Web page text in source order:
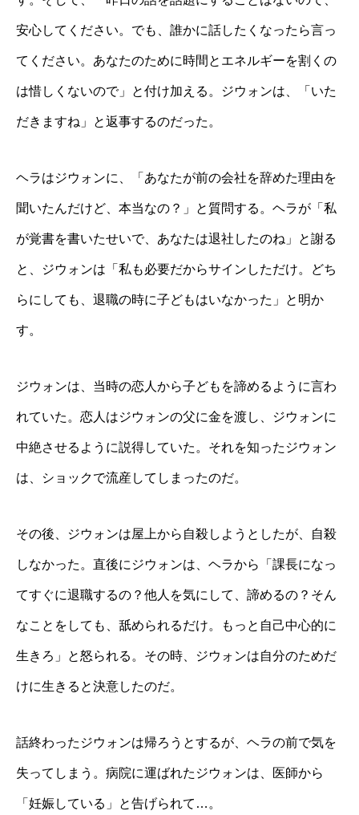
安心してください。でも、誰かに話したくなったら言っ
てください。あなたのために時間とエネルギーを割くの
は惜しくないので」と付け加える。ジウォンは、「いた
だきますね」と返事するのだった。
ヘラはジウォンに、「あなたが前の会社を辞めた理由を
聞いたんだけど、本当なの？」と質問する。ヘラが「私
が覚書を書いたせいで、あなたは退社したのね」と謝る
と、ジウォンは「私も必要だからサインしただけ。どち
らにしても、退職の時に子どもはいなかった」と明か
す。
ジウォンは、当時の恋人から子どもを諦めるように言わ
れていた。恋人はジウォンの父に金を渡し、ジウォンに
中絶させるように説得していた。それを知ったジウォン
は、ショックで流産してしまったのだ。
その後、ジウォンは屋上から自殺しようとしたが、自殺
しなかった。直後にジウォンは、ヘラから「課長になっ
てすぐに退職するの？他人を気にして、諦めるの？そん
なことをしても、舐められるだけ。もっと自己中心的に
生きろ」と怒られる。その時、ジウォンは自分のためだ
けに生きると決意したのだ。
話終わったジウォンは帰ろうとするが、ヘラの前で気を
失ってしまう。病院に運ばれたジウォンは、医師から
「妊娠している」と告げられて…。